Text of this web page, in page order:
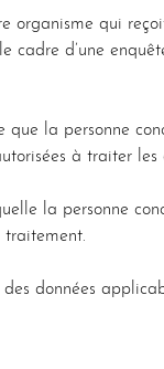
organisme qui
cadre d’une
la personne
à traiter les
la personne
traitement.
données